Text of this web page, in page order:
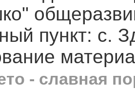
пункт: с.
- славная